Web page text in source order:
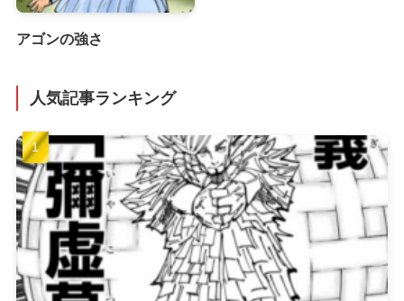
アゴンの強さ
人気記事ランキング